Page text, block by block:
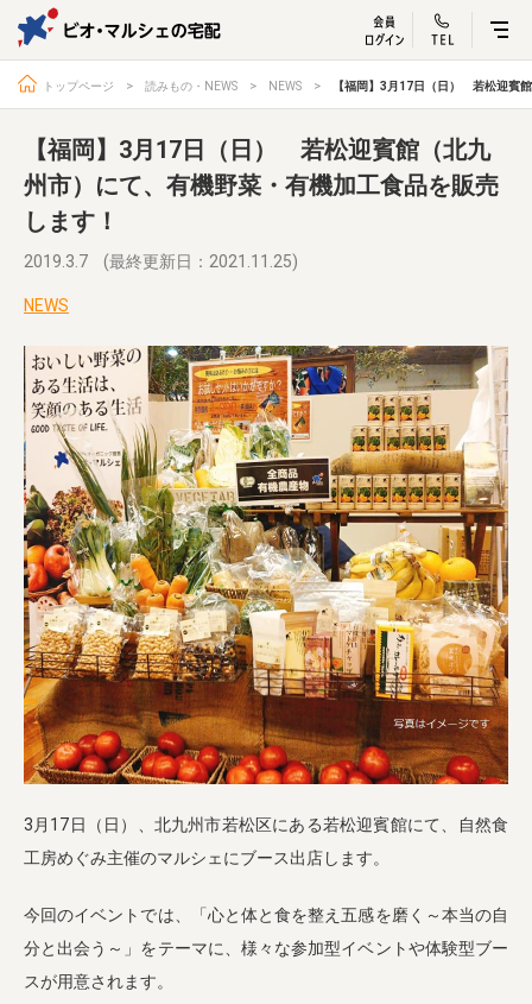
ビオ・マルシェ
宅配サービス紹介 有機野菜の お試しセッ
入
宅配サービスについて
お届け情報 生産者・製造者
取扱店 ビオママクラブ
お問い合わせ 放射性物質への対応
会社概要 採用情報
業務用卸 SDGsへの取り組み
トップページ 読みもの・NEWS NEWS 【福岡】3月17日（日） 若松迎賓
【福岡】3月17日（日） 若松迎賓館（北九
州市）にて、有機野菜・有機加工食品を販売
します！
2019.3.7 (最終更新日：2021.11.25)
NEWS
3月17日（日）、北九州市若松区にある若松迎賓館にて、自然食
工房めぐみ主催のマルシェにブース出店します。
今回のイベントでは、「心と体と食を整え五感を磨く～本当の自
分と出会う～」をテーマに、様々な参加型イベントや体験型ブー
スが用意されます。